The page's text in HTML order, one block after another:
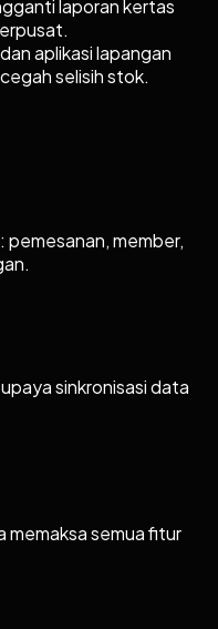
laporan kertas
aplikasi lapangan
selisih stok.
pemesanan, member,
sinkronisasi data
memaksa semua fitur